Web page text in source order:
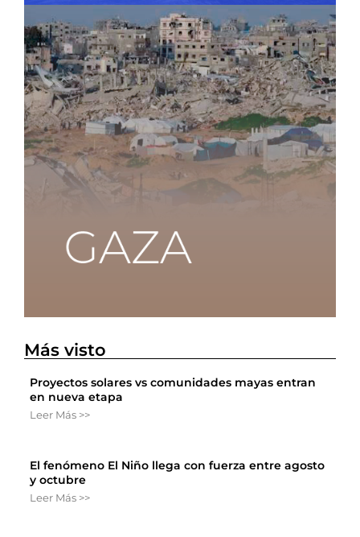
Más visto
Proyectos solares vs comunidades mayas entran
en nueva etapa
Leer Más >>
El fenómeno El Niño llega con fuerza entre agosto
y octubre
Leer Más >>